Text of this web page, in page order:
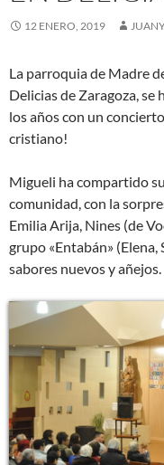
12 ENERO, 2019
La parroquia de Madre
Delicias de Zaragoza,
los años con un
cristiano!
Migueli ha compartido
comunidad, con la
Emilia Arija, Nines (de
grupo «Entabán»
sabores nuevos y añejos.